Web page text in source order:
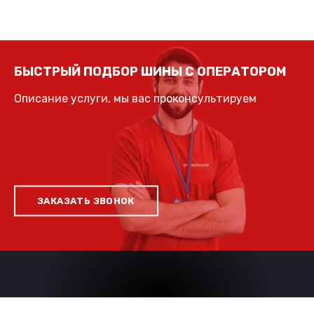
БЫСТРЫЙ ПОДБОР ШИНЫ С ОПЕРАТОРОМ
Описание услуги, мы вас проконсультируем
ЗАКАЗАТЬ ЗВОНОК